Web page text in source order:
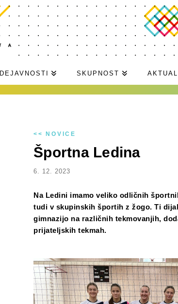
DEJAVNOSTI SKUPNOST
<< NOVICE
Športna Ledina
6. 12. 2023
Na Ledini imamo veliko odličnih
tudi v skupinskih športih z žogo. Ti
gimnazijo na različnih tekmovanjih,
prijateljskih tekmah.